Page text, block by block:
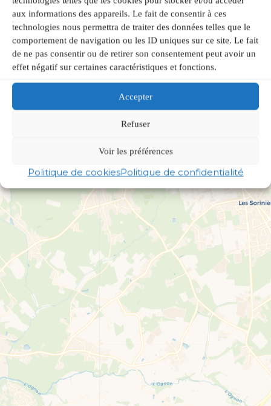
aux informations des appareils. Le fait de consentir à ces
technologies nous permettra de traiter des données telles que le
comportement de navigation ou les ID uniques sur ce site. Le fait
de ne pas consentir ou de retirer son consentement peut avoir un
effet négatif sur certaines caractéristiques et fonctions.
Accepter
Refuser
Voir les préférences
Politique de cookiesPolitique de confidentialité